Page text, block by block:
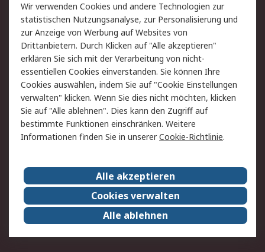
Rücksendung/Entsorgung Kontakt
Hilfe
Rechtliches
RS Verkaufs- und
Lieferbedingungen
Datenschutz
Cookie-Richtlinie
Zahlungsbedingungen
Impressum
Webseite Konditionen
RS weltweit
Karriere bei RS
Nachhaltigkeit
Qualität/Zertifikate
Presse-Center
Event-Center
Wir verwenden Cookies und andere Technologien zur
statistischen Nutzungsanalyse, zur Personalisierung und
zur Anzeige von Werbung auf Websites von
Drittanbietern. Durch Klicken auf "Alle akzeptieren"
erklären Sie sich mit der Verarbeitung von nicht-
essentiellen Cookies einverstanden. Sie können Ihre
Cookies auswählen, indem Sie auf "Cookie Einstellungen
verwalten" klicken. Wenn Sie dies nicht möchten, klicken
Sie auf "Alle ablehnen". Dies kann den Zugriff auf
bestimmte Funktionen einschränken. Weitere
Informationen finden Sie in unsererCookie-Richtlinie.
Alle akzeptieren
Cookies verwalten
Alle ablehnen